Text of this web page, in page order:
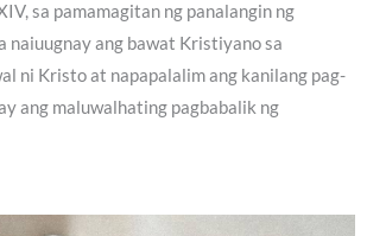
sa pamamagitan ng panalangin ng
naiuugnay ang bawat Kristiyano sa
ni Kristo at napapalalim ang kanilang pag-
ang maluwalhating pagbabalik ng